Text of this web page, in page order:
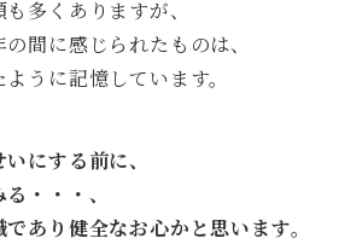
多くありますが、
間に感じられたものは、
うに記憶しています。
にする前に、
・・・、
あり健全なお心かと思います。